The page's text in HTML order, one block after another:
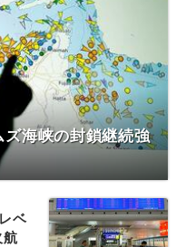
海峡の封鎖継続強
ベ